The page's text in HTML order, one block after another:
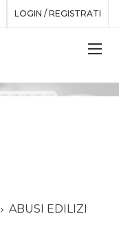
LOGIN / REGISTRATI
ABUSI EDILIZI